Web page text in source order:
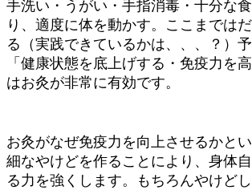
手洗い・うがい・手指消毒・十分な
り、適度に体を動かす。ここまでは
る（実践できているかは、、、？）予
「健康状態を底上げする・免疫力を
はお灸が非常に有効です。
お灸がなぜ免疫力を向上させるかと
細なやけどを作ることにより、身体
る力を強くします。もちろんやけど